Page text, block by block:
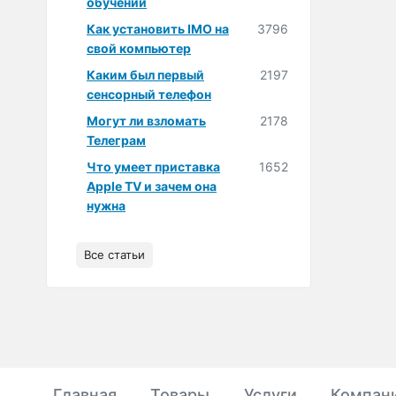
Как установить IMO на
свой компьютер
3796
Каким был первый
сенсорный телефон
2197
Могут ли взломать
Телеграм
2178
Что умеет приставка
Apple TV и зачем она
нужна
1652
Все статьи